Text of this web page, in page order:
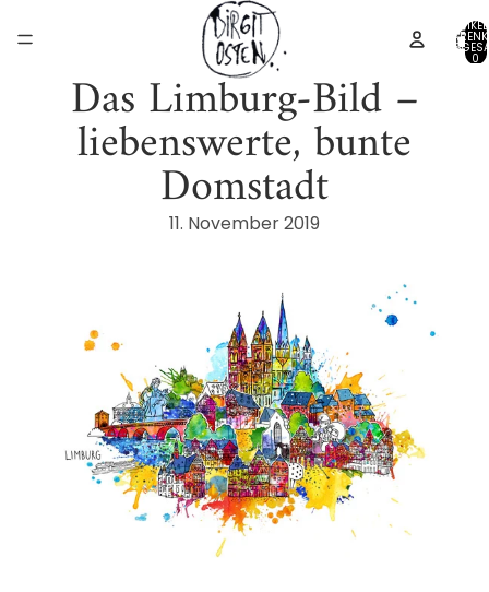
0
Das Limburg-Bild –
liebenswerte, bunte
Domstadt
11. November 2019